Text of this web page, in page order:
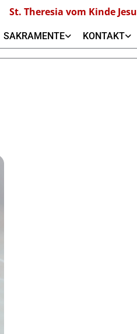
St. Theresia vom Kinde Jesu
SAKRAMENTE KONTAKT